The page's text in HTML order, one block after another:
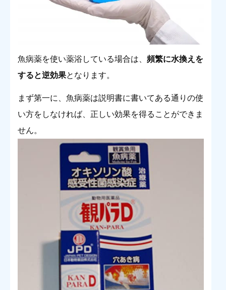
魚病薬を使い薬浴している場合は、 頻繁に水換えを
すると逆効果となります。
まず第一に、魚病薬は説明書に書いてある通りの使
い方をしなければ、正しい効果を得ることができま
せん。